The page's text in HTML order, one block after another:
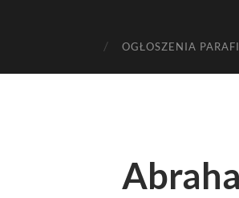
OGŁOSZENIA